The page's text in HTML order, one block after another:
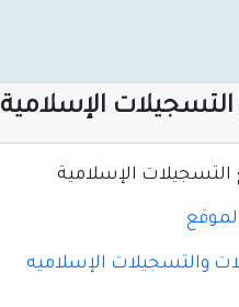
الإسلامية
الإسلامية
والتسجيلات الإسلاميه